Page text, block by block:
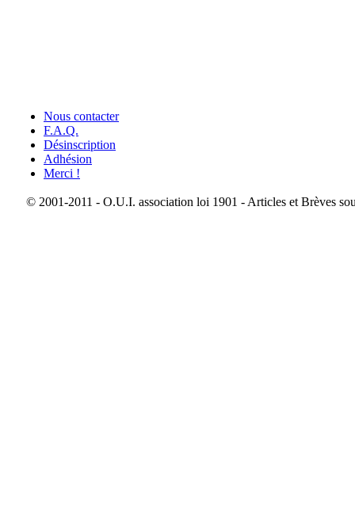
Nous contacter
F.A.Q.
Désinscription
Adhésion
Merci !
© 2001-2011 - O.U.I. association loi 1901 - Articles et Brèves